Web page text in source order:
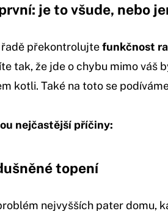
je to všude, nebo
řadě překontrolujtefunkčnost
tak, že jde o chybu mimo váš
kotli. Také na toto se
nejčastější příčiny:
topení
nejvyšších pater domu,